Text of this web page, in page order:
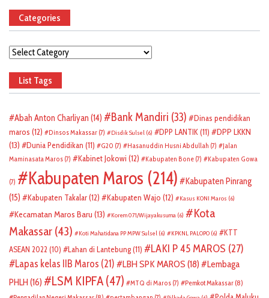
Categories
Categories
List Tags
Abah Anton Charliyan (14) Bank Mandiri (33)
Dinas pendidikan
maros (12) Dinsos Makassar (7) Disdik Sulsel (6) DPP LANTIK(11)
DPP LKKN
(13)
Dunia Pendidikan (11) G20 (7) Hasanuddin Husni Abdullah (7)
Jalan
Maminasata Maros (7) Kabinet Jokowi (12) Kabupaten Bone (7) Kabupaten Gowa
(7) Kabupaten Maros (214)
Kabupaten Pinrang
(15)
Kabupaten Takalar(12) Kabupaten Wajo (12) Kasus KONI Maros (6)
Kecamatan Maros Baru (13) Korem 071/Wijayakusuma (6)
Kota
Makassar (43) Koti Mahatidana PP MPW Sulsel (6) KPKNL PALOPO (6)
KTT
ASEAN 2022 (10) Lahan di Lantebung(11) LAKI P 45 MAROS (27)
Lapas kelas IIB Maros (21) LBH SPK MAROS (18)
Lembaga
PHLH (16) LSM KIPFA (47) MTQ di Maros (7) Pemkot Makassar (8)